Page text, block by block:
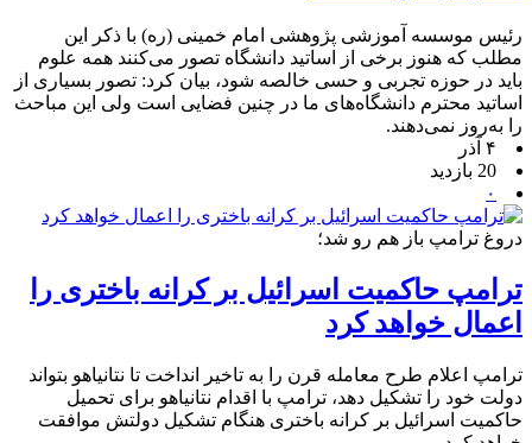
رئیس موسسه آموزشی پژوهشی امام خمینی (ره) با ذکر این
مطلب که هنوز برخی از اساتید دانشگاه تصور می‌کنند همه علوم
باید در حوزه تجربی و حسی خالصه شود، بیان کرد: تصور بسیاری از
اساتید محترم دانشگاه‌های ما در چنین فضایی است ولی این مباحث
را به‌روز نمی‌دهند.
۴ آذر
20 بازدید
۰
دروغ ترامپ باز هم رو شد؛
ترامپ حاکمیت اسرائیل بر کرانه باختری را
اعمال خواهد کرد
ترامپ اعلام طرح معامله قرن را به تاخیر انداخت تا نتانیاهو بتواند
دولت خود را تشکیل دهد، ترامپ با اقدام نتانیاهو برای تحمیل
حاکمیت اسرائیل بر کرانه باختری هنگام تشکیل دولتش موافقت